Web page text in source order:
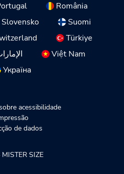
România
Suomi
Türkiye
Việt Nam
Україна
acessibilidade
de dados
SIZE